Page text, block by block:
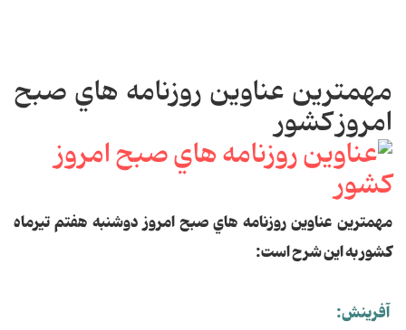
مهمترين عناوين روزنامه هاي صبح
امروز کشور
مهمترين عناوين روزنامه هاي صبح امروز دوشنبه هفتم تيرماه
کشور به اين شرح است:
آفرينش: